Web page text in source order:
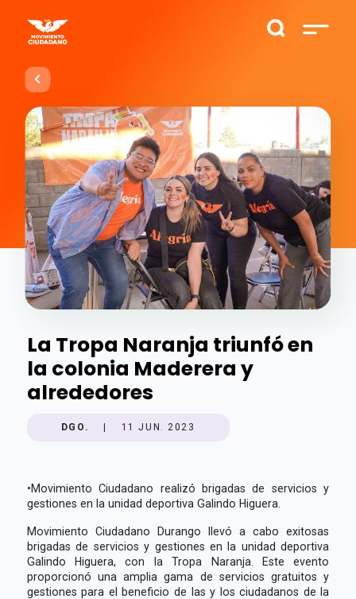
La Tropa Naranja triunfó en
la colonia Maderera y
alrededores
DGO. 11 JUN. 2023
•Movimiento Ciudadano realizó brigadas de servicios y
gestiones en la unidad deportiva Galindo Higuera.
Movimiento Ciudadano Durango llevó a cabo exitosas
brigadas de servicios y gestiones en la unidad deportiva
Galindo Higuera, con la Tropa Naranja. Este evento
proporcionó una amplia gama de servicios gratuitos y
gestiones para el beneficio de las y los ciudadanos de la